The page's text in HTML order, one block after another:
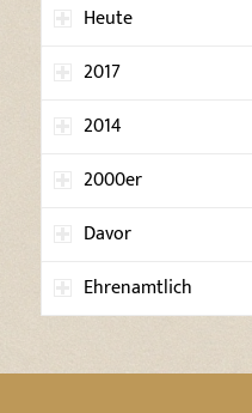
Heute
2017
2014
2000er
Davor
Ehrenamtlich